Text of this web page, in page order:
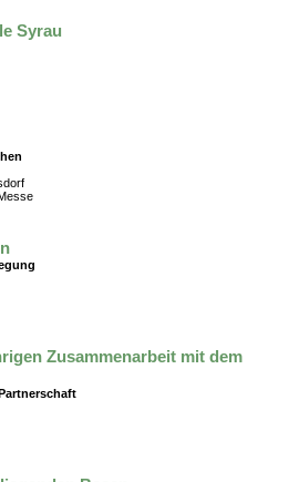
Syrau
Zusammenarbeit mit dem